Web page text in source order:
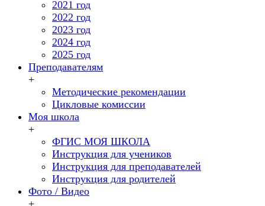
2021 год
2022 год
2023 год
2024 год
2025 год
Преподавателям
+
Методические рекомендации
Цикловые комиссии
Моя школа
+
ФГИС МОЯ ШКОЛА
Инструкция для учеников
Инструкция для преподавателей
Инструкция для родителей
Фото / Видео
+